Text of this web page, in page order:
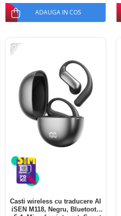
ADAUGA IN COS
-25%
Casti wireless cu traducere AI
iSEN M118, Negru, Bluetooth